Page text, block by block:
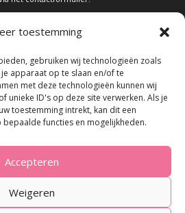
toestemming
gebruiken wij technologieën zoals
apparaat op te slaan en/of te
met deze technologieën kunnen wij
unieke ID's op deze site verwerken. Als je
toestemming intrekt, kan dit een
functies en mogelijkheden.
Accepteren
Weigeren
site zijn eigendom van Mamagisch.
mogen onder geen beding